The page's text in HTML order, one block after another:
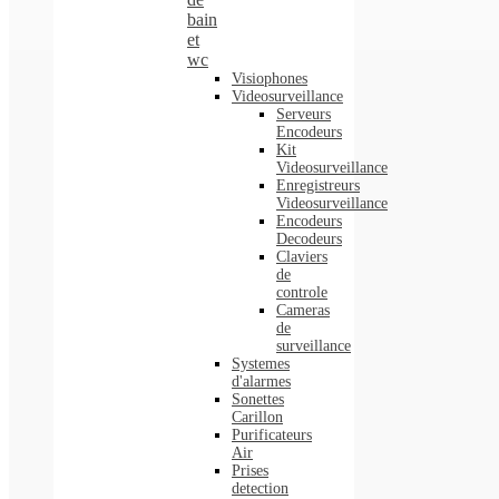
bain
et
wc
Visiophones
Videosurveillance
Serveurs
Encodeurs
Kit
Videosurveillance
Enregistreurs
Videosurveillance
Encodeurs
Decodeurs
Claviers
de
controle
Cameras
de
surveillance
Systemes
d'alarmes
Sonettes
Carillon
Purificateurs
Air
Prises
detection